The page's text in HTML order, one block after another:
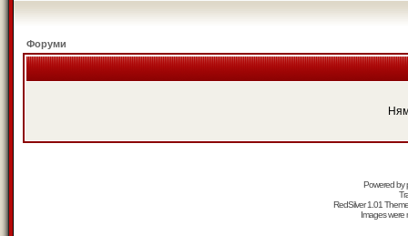
Форуми
Powered by
RedSilver 1.01
Images were